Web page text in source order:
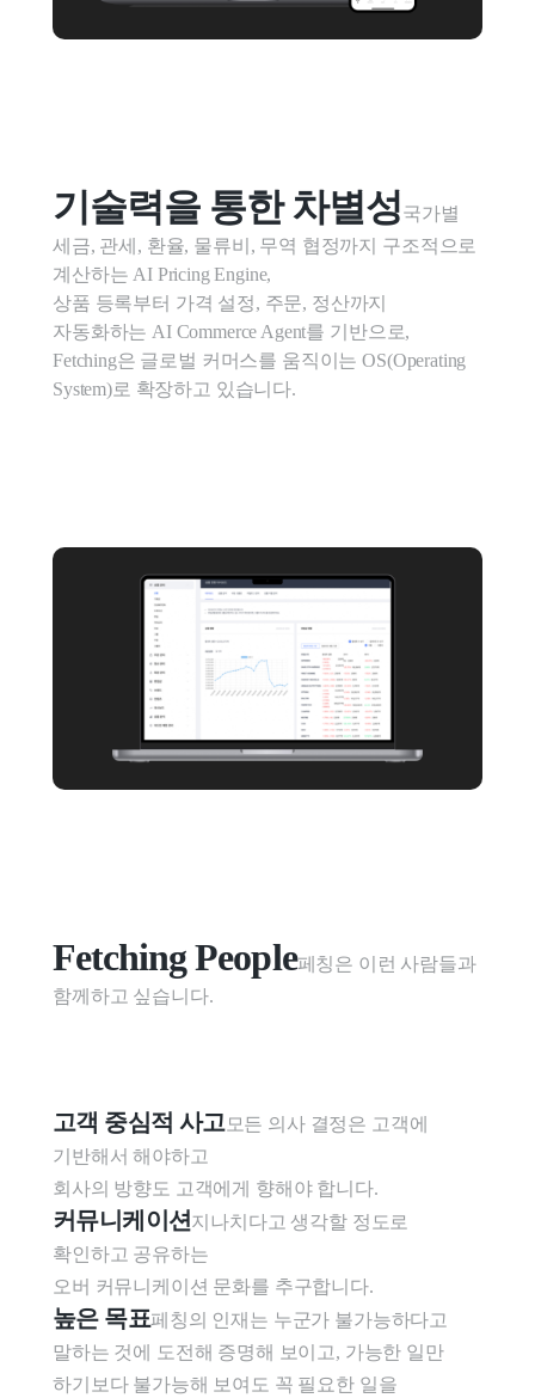
기술력을 통한 차별성국가별
세금, 관세, 환율, 물류비, 무역 협정까지 구조적으로
계산하는 AI Pricing Engine,
상품 등록부터 가격 설정, 주문, 정산까지
자동화하는 AI Commerce Agent를 기반으로,
Fetching은 글로벌 커머스를 움직이는 OS(Operating
System)로 확장하고 있습니다.
Fetching People페칭은 이런 사람들과
함께하고 싶습니다.
고객 중심적 사고모든 의사 결정은 고객에
기반해서 해야하고
회사의 방향도 고객에게 향해야 합니다.
커뮤니케이션 지나치다고 생각할 정도로
확인하고 공유하는
오버 커뮤니케이션 문화를 추구합니다.
높은 목표페칭의 인재는 누군가 불가능하다고
말하는 것에 도전해 증명해 보이고, 가능한 일만
하기보다 불가능해 보여도 꼭 필요한 일을